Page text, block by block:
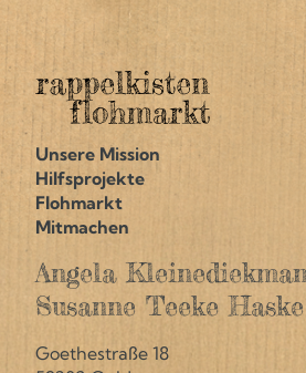
Unsere Mission
Hilfsprojekte
Flohmarkt
Mitmachen
Angela
Susanne Teeke Haske
Goethestraße 18